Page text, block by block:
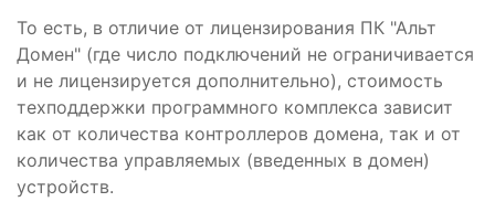
То есть, в отличие от лицензирования ПК "Альт
Домен" (где число подключений не ограничивается
и не лицензируется дополнительно), стоимость
техподдержки программного комплекса зависит
как от количества контроллеров домена, так и от
количества управляемых (введенных в домен)
устройств.